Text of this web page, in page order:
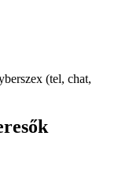
(tel, chat,